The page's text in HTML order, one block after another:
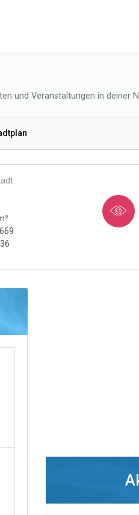
und Veranstaltungen in deiner